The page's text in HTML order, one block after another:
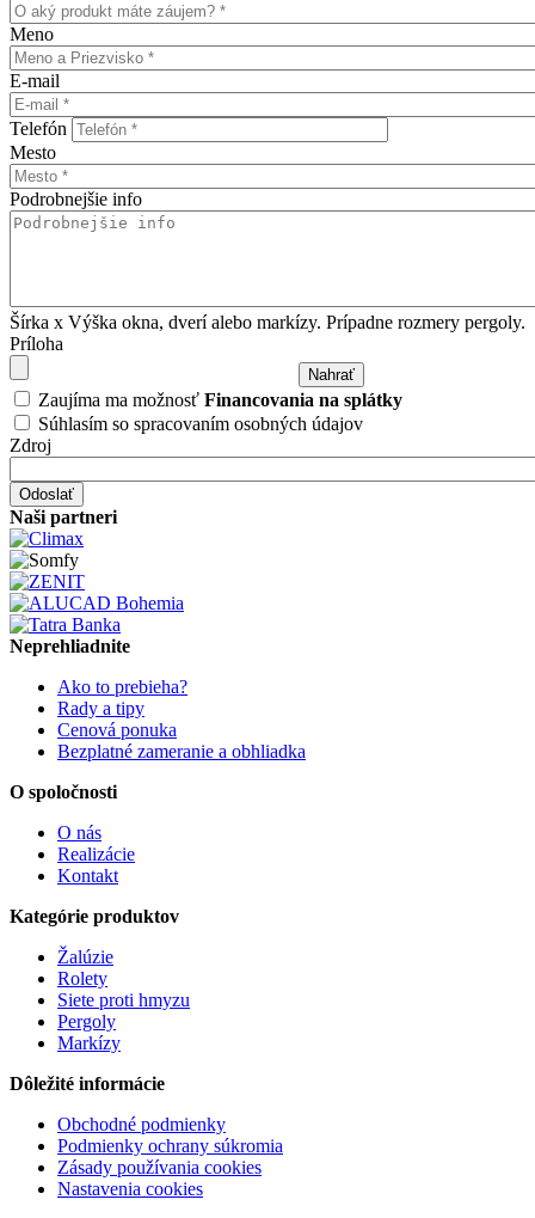
Meno
E-mail
Telefón
Mesto
Podrobnejšie info
Šírka x Výška okna, dverí alebo markízy. Prípadne rozmery pergoly.
Príloha
Zaujíma ma možnosť Financovania na splátky
Súhlasím so spracovaním osobných údajov
Zdroj
Naši partneri
Neprehliadnite
Ako to prebieha?
Rady a tipy
Cenová ponuka
Bezplatné zameranie a obhliadka
O spoločnosti
O nás
Realizácie
Kontakt
Kategórie produktov
Žalúzie
Rolety
Siete proti hmyzu
Pergoly
Markízy
Dôležité informácie
Obchodné podmienky
Podmienky ochrany súkromia
Zásady používania cookies
Nastavenia cookies